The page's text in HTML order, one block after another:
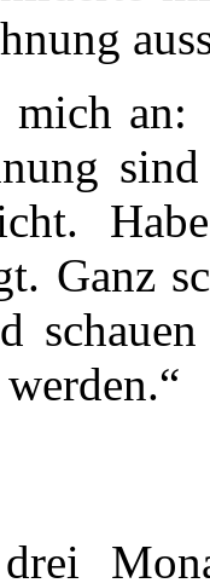
mich
Ganz